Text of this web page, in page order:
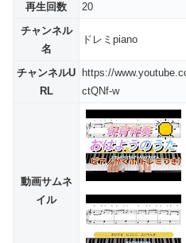
再生回数
20
チャンネル
名
ドレミpiano
チャンネルU
RL
https://
ctQNf-w
動画サムネ
イル